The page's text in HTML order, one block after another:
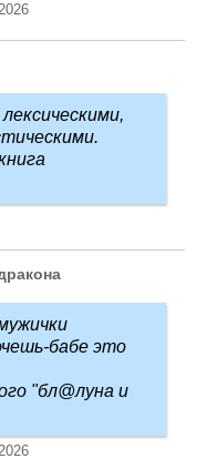
бабе это
"бл@луна и